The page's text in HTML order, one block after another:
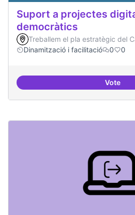
Suport a projectes
democràtics
Treballem el pla estratègic del
Dinamització i facilitació
0 0
Vote